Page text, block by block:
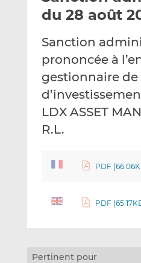
e
r
p
r
e
m
a
g
e
r
u
r
L
i
d
r
r
a
du 28 août
Sanction
prononcée à
gestionnaire de
LDX ASSET
R.L.
PDF
PDF
Pertinent pour